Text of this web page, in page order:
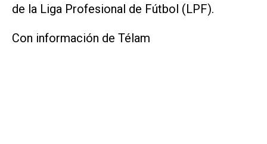
de la Liga Profesional de Fútbol (LPF).
Con información de Télam